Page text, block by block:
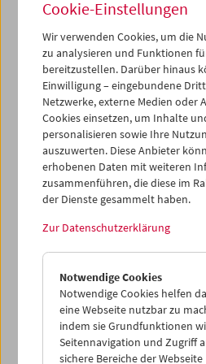
Filmmuseum on Location:
Wiener
7. Oktober 2010(Wiener
Die beiden Veranstaltungen,
"Vertov | Nyman:Ein Sechstel der
Österreichische Filmmuseum im
offeriert, beziehen sich auf zwei
das Werk von Dziga Vertov und
Amateurfilms.
Vertov | Nyman
Der britische Komponist Michael
seine ­Musik für zeitgenössische
Campion oder ­Peter
hat sich in den letzten Jahren
Cookie-Einstellungen
Wir verwenden Cookies, um die
zu analysieren und Funktionen
bereitzustellen. Darüber hinaus
Einwilligung – eingebundene
Netzwerke, externe Medien oder
Cookies einsetzen, um Inhalte
personalisieren sowie Ihre
auszuwerten. Diese Anbieter
erhobenen Daten mit weiteren
zusammenführen, die diese im
der Dienste gesammelt haben.
Zur Datenschutzerklärung
Notwendige Cookies
Notwendige Cookies helfen
eine Webseite nutzbar zu
indem sie Grundfunktionen
Seitennavigation und Zugriff
sichere Bereiche der Webseite